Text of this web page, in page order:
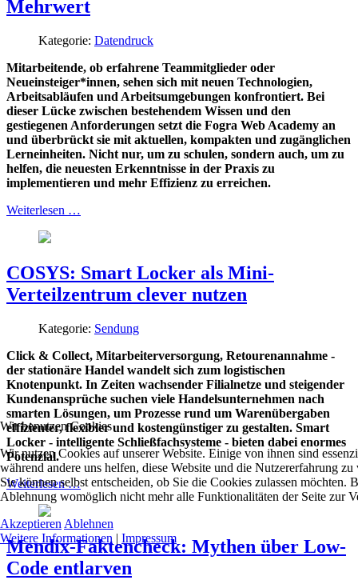
Mehrwert
Kategorie: Datendruck
Mitarbeitende, ob erfahrene Teammitglieder oder
Neueinsteiger*innen, sehen sich mit neuen Technologien,
Arbeitsabläufen und Arbeitsumgebungen konfrontiert. Bei
dieser Lücke zwischen bestehendem Wissen und den
gestiegenen Anforderungen setzt die Fogra Web Academy an
und überbrückt sie mit aktuellen, kompakten und zugänglichen
Lerneinheiten. Nicht nur, um zu schulen, sondern auch, um zu
helfen, die neuesten Erkenntnisse in der Praxis zu
implementieren und mehr Effizienz zu erreichen.
Weiterlesen …
COSYS: Smart Locker als Mini-
Verteilzentrum clever nutzen
Kategorie: Sendung
Click & Collect, Mitarbeiterversorgung, Retourenannahme -
der stationäre Handel wandelt sich zum logistischen
Knotenpunkt. In Zeiten wachsender Filialnetze und steigender
Kundenansprüche suchen viele Handelsunternehmen nach
smarten Lösungen, um Prozesse rund um Warenübergaben
effizienter, flexibler und kostengünstiger zu gestalten. Smart
Locker - intelligente Schließfachsysteme - bieten dabei enormes
Potenzial.
Weiterlesen …
Mendix-Faktencheck: Mythen über Low-
Code entlarven
Wir benutzen Cookies
Wir nutzen Cookies auf unserer Website. Einige von ihnen sind
während andere uns helfen, diese Website und die Nutzererfahrung
Sie können selbst entscheiden, ob Sie die Cookies zulassen möchten.
Ablehnung womöglich nicht mehr alle Funktionalitäten der Seite zur
Akzeptieren Ablehnen
Weitere Informationen | Impressum